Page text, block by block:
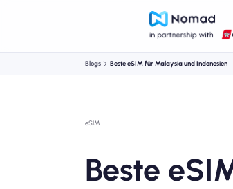
Blogs Beste eSIM für Malaysia und Indonesien
eSIM
Beste